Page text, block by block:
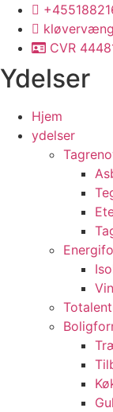
CVR
Ydelser
Hjem
ydelser